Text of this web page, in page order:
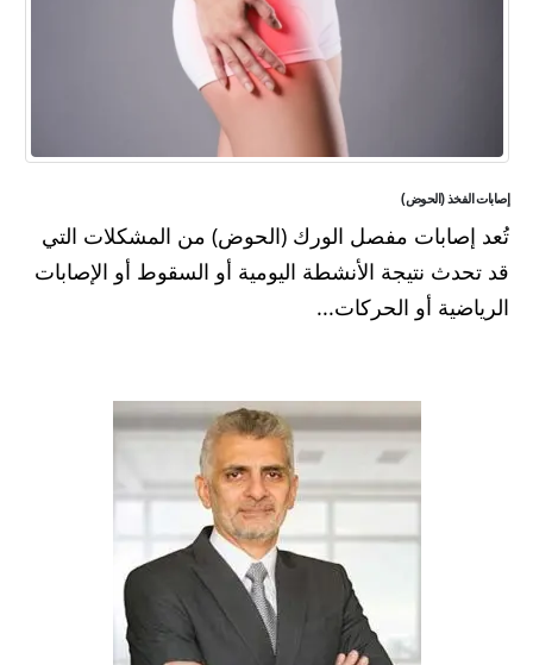
إصابات الفخذ (الحوض)
تُعد إصابات مفصل الورك (الحوض) من المشكلات التي
قد تحدث نتيجة الأنشطة اليومية أو السقوط أو الإصابات
الرياضية أو الحركات...